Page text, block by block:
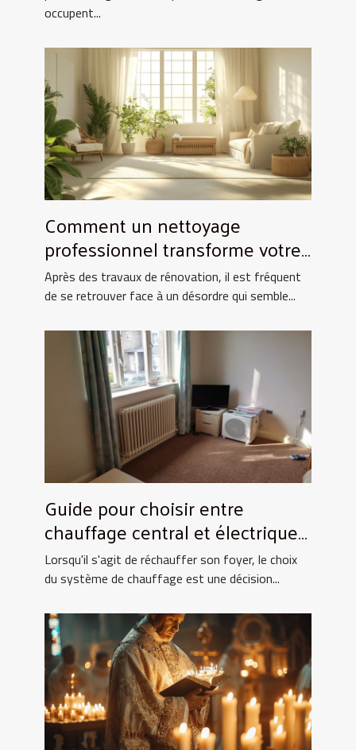
occupent...
Comment un nettoyage
professionnel transforme votre
espace après rénovation ?
Après des travaux de rénovation, il est fréquent
de se retrouver face à un désordre qui semble...
Guide pour choisir entre
chauffage central et électrique
pour la maison
Lorsqu'il s'agit de réchauffer son foyer, le choix
du système de chauffage est une décision...